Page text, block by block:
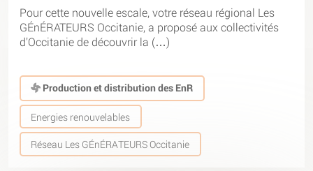
Pour cette nouvelle escale, votre réseau régional Les
GÉnÉRATEURS Occitanie, a proposé aux collectivités
d’Occitanie de découvrir la (…)
Production et distribution des EnR
Energies renouvelables
Réseau Les GÉnÉRATEURS Occitanie